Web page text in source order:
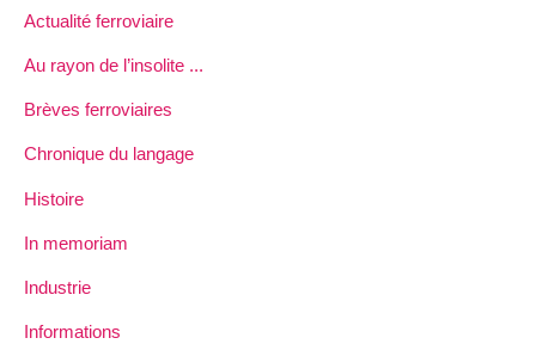
Actualité ferroviaire
Au rayon de l’insolite ...
Brèves ferroviaires
Chronique du langage
Histoire
In memoriam
Industrie
Informations